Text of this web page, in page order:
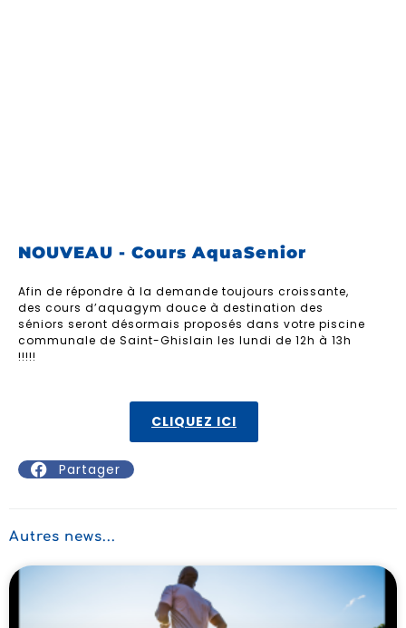
NOUVEAU - Cours AquaSenior
Afin de répondre à la demande toujours croissante,
des cours d’aquagym douce à destination des
séniors seront désormais proposés dans votre piscine
communale de Saint-Ghislain les lundi de 12h à 13h
!!!!!
CLIQUEZ ICI
Partager
Autres news...